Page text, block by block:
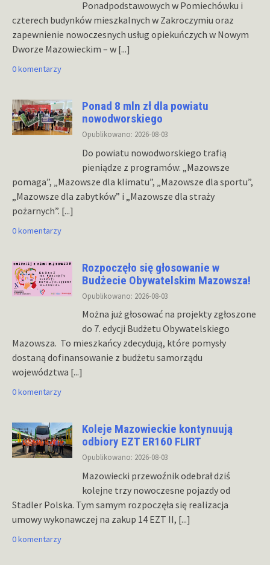
Ponadpodstawowych w Pomiechówku i
czterech budynków mieszkalnych w Zakroczymiu oraz
zapewnienie nowoczesnych usług opiekuńczych w Nowym
Dworze Mazowieckim – w [...]
0 komentarzy
Ponad 8 mln zł dla powiatu
nowodworskiego
Opublikowano: 2026-08-03
Do powiatu nowodworskiego trafią
pieniądze z programów: „Mazowsze
pomaga”, „Mazowsze dla klimatu”, „Mazowsze dla sportu”,
„Mazowsze dla zabytków” i „Mazowsze dla straży
pożarnych”. [...]
0 komentarzy
Rozpoczęło się głosowanie w
Budżecie Obywatelskim Mazowsza!
Opublikowano: 2026-08-03
Można już głosować na projekty zgłoszone
do 7. edycji Budżetu Obywatelskiego
Mazowsza. To mieszkańcy zdecydują, które pomysły
dostaną dofinansowanie z budżetu samorządu
województwa [...]
0 komentarzy
Koleje Mazowieckie kontynuują
odbiory EZT ER160 FLIRT
Opublikowano: 2026-08-03
Mazowiecki przewoźnik odebrał dziś
kolejne trzy nowoczesne pojazdy od
Stadler Polska. Tym samym rozpoczęła się realizacja
umowy wykonawczej na zakup 14 EZT II, [...]
0 komentarzy